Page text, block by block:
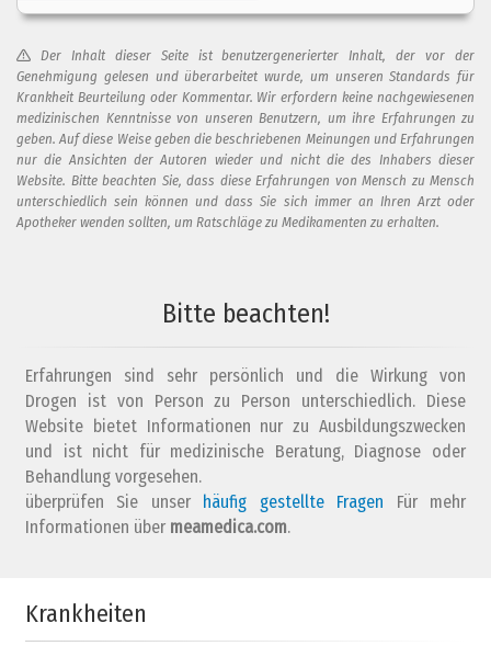
Der Inhalt dieser Seite ist benutzergenerierter Inhalt, der vor der
Genehmigung gelesen und überarbeitet wurde, um unseren Standards für
Krankheit Beurteilung oder Kommentar. Wir erfordern keine nachgewiesenen
medizinischen Kenntnisse von unseren Benutzern, um ihre Erfahrungen zu
geben. Auf diese Weise geben die beschriebenen Meinungen und Erfahrungen
nur die Ansichten der Autoren wieder und nicht die des Inhabers dieser
Website. Bitte beachten Sie, dass diese Erfahrungen von Mensch zu Mensch
unterschiedlich sein können und dass Sie sich immer an Ihren Arzt oder
Apotheker wenden sollten, um Ratschläge zu Medikamenten zu erhalten.
Wie lautet deine E-Mail Adresse?
Lösen Sie die folgende Rechnung und zeigen Sie, dass Sie kein
Roboter sind:2 x 8
Bitte beachten!
Erfahrungen sind sehr persönlich und die Wirkung von
Drogen ist von Person zu Person unterschiedlich. Diese
Website bietet Informationen nur zu Ausbildungszwecken
und ist nicht für medizinische Beratung, Diagnose oder
Behandlung vorgesehen.
überprüfen Sie unser häufig gestellte Fragen Für mehr
Informationen über meamedica.com.
Krankheiten